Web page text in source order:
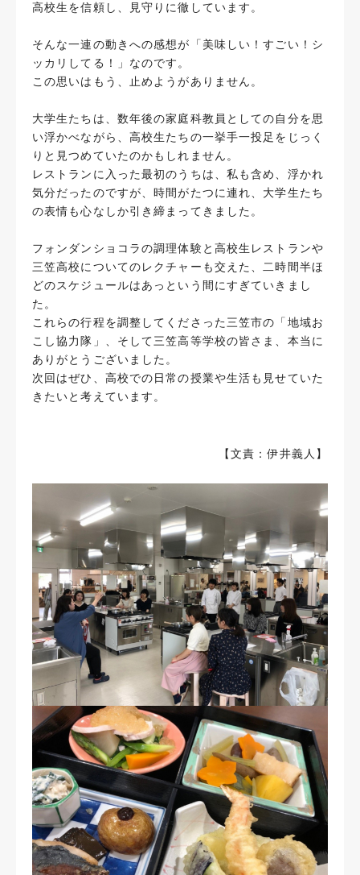
高校生を信頼し、見守りに徹しています。
そんな一連の動きへの感想が「美味しい！すごい！シ
ッカリしてる！」なのです。
この思いはもう、止めようがありません。
大学生たちは、数年後の家庭科教員としての自分を思
い浮かべながら、高校生たちの一挙手一投足をじっく
りと見つめていたのかもしれません。
レストランに入った最初のうちは、私も含め、浮かれ
気分だったのですが、時間がたつに連れ、大学生たち
の表情も心なしか引き締まってきました。
フォンダンショコラの調理体験と高校生レストランや
三笠高校についてのレクチャーも交えた、二時間半ほ
どのスケジュールはあっという間にすぎていきまし
た。
これらの行程を調整してくださった三笠市の「地域お
こし協力隊」、そして三笠高等学校の皆さま、本当に
ありがとうございました。
次回はぜひ、高校での日常の授業や生活も見せていた
きたいと考えています。
【文責：伊井義人】